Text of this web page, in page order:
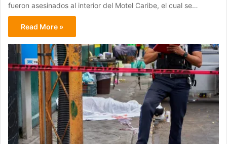
fueron asesinados al interior del Motel Caribe, el cual se…
Read More »